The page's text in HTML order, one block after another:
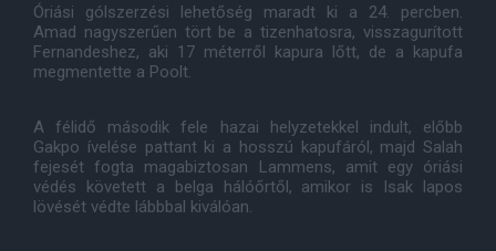
Óriási gólszerzési lehetőség maradt ki a 24. percben.
Amad nagyszerűen tört be a tizenhatosra, visszagurított
Fernandeshez, aki 17 méterről kapura lőtt, de a kapufa
megmentette a Poolt.
A félidő második fele hazai helyzetekkel indult, előbb
Gakpo ívelése pattant ki a hosszú kapufáról, majd Salah
fejesét fogta magabiztosan Lammens, amit egy óriási
védés követett a belga hálóőrtől, amikor is Isak lapos
lövését védte lábbbal kiválóan.